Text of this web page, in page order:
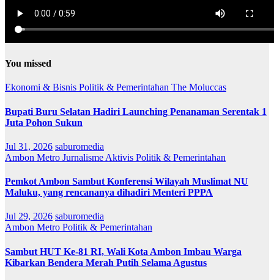
You missed
Ekonomi & Bisnis Politik & Pemerintahan The Moluccas
Bupati Buru Selatan Hadiri Launching Penanaman Serentak 1
Juta Pohon Sukun
Jul 31, 2026 saburomedia
Ambon Metro Jurnalisme Aktivis Politik & Pemerintahan
Pemkot Ambon Sambut Konferensi Wilayah Muslimat NU
Maluku, yang rencananya dihadiri Menteri PPPA
Jul 29, 2026 saburomedia
Ambon Metro Politik & Pemerintahan
Sambut HUT Ke-81 RI, Wali Kota Ambon Imbau Warga
Kibarkan Bendera Merah Putih Selama Agustus